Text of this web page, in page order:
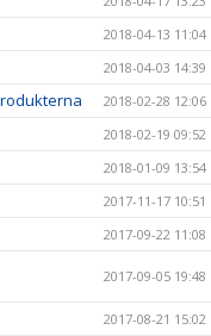
2018-04-13 11:04
2018-04-03 14:39
2018-02-28 12:06
2018-02-19 09:52
2018-01-09 13:54
2017-11-17 10:51
2017-09-22 11:08
2017-09-05 19:48
2017-08-21 15:02